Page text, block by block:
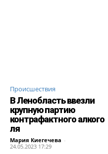
Происшествия
В Ленобласть ввезли
крупную партию
контрафактного алкого
ля
Мария Киегечева -
24.05.2023 17:29